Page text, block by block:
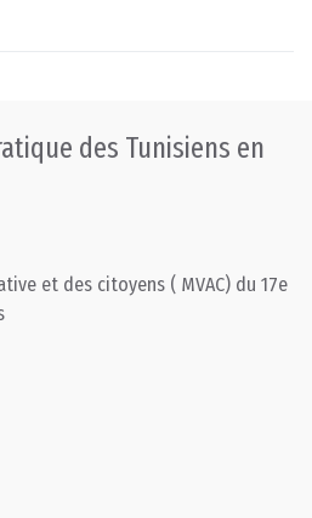
des Tunisiens en
et des citoyens ( MVAC) du 17e